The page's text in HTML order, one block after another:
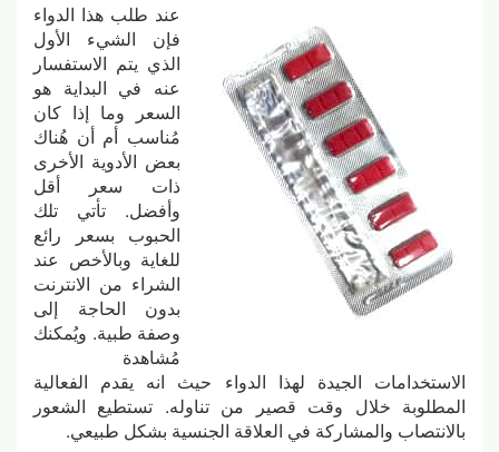
عند طلب هذا الدواء
فإن الشيء الأول
الذي يتم الاستفسار
عنه في البداية هو
السعر وما إذا كان
مُناسب أم أن هُناك
بعض الأدوية الأخرى
ذات سعر أقل
وأفضل. تأتي تلك
الحبوب بسعر رائع
للغاية وبالأخص عند
الشراء من الانترنت
بدون الحاجة إلى
وصفة طبية. ويُمكنك
مُشاهدة
الاستخدامات الجيدة لهذا الدواء حيث انه يقدم الفعالية
المطلوبة خلال وقت قصير من تناوله. تستطيع الشعور
بالانتصاب والمشاركة في العلاقة الجنسية بشكل طبيعي.